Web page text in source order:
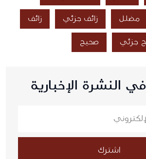
مضلل زائف جزئي زائف
جزئي صحيح
النشرة الإخبارية
اشترك